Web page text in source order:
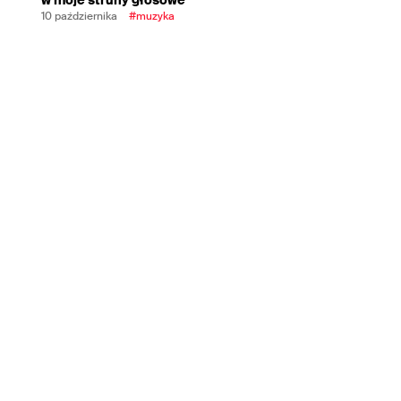
10 października #muzyka